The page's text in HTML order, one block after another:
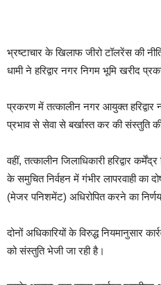
भ्रष्टाचार के खिलाफ जीरो टॉलरेंस की
धामी ने हरिद्वार नगर निगम भूमि खरीद
प्रकरण में तत्कालीन नगर आयुक्त हरिद्वार
प्रभाव से सेवा से बर्खास्त कर की संस्तुति
वहीं, तत्कालीन जिलाधिकारी हरिद्वार
के समुचित निर्वहन में गंभीर लापरवाही का
(मेजर पनिशमेंट) अधिरोपित करने का
दोनों अधिकारियों के विरुद्ध नियमानुसार
को संस्तुति भेजी जा रही है।